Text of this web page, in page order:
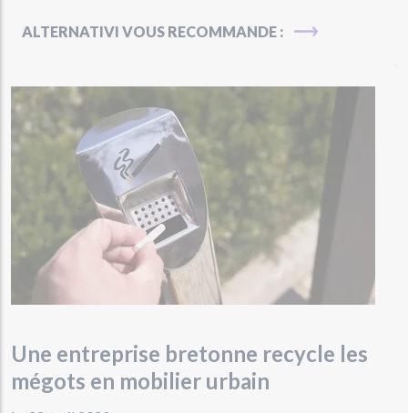
ALTERNATIVI VOUS RECOMMANDE :
Une entreprise bretonne recycle les
mégots en mobilier urbain